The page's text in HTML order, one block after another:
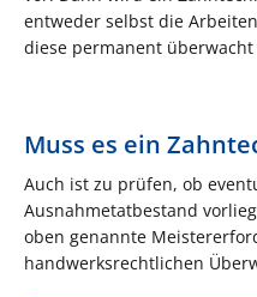
entweder selbst die
diese permanent
Muss es ein
Auch ist zu prüfen, ob
Ausnahmetatbestand
oben genannte
handwerksrechtlichen